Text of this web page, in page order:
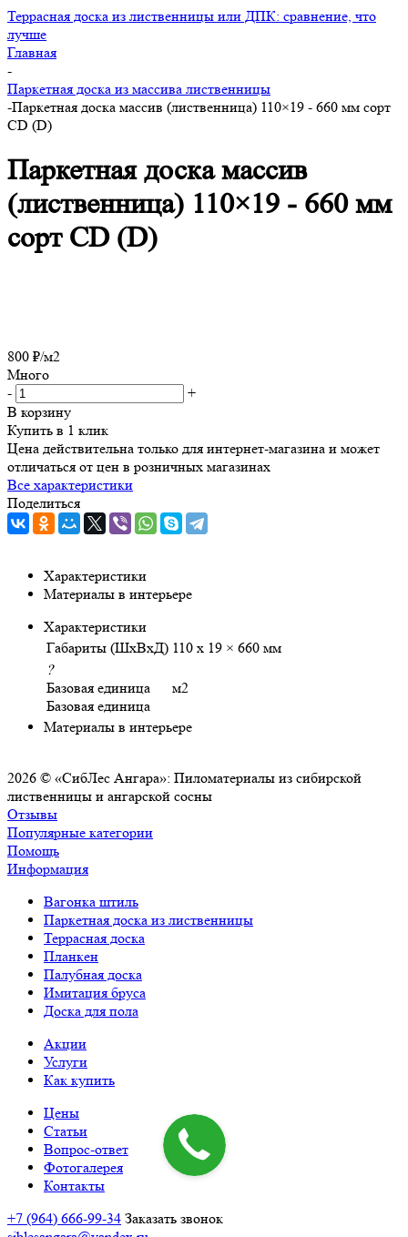
Террасная доска из лиственницы или ДПК: сравнение, что
лучше
Главная
-
Паркетная доска из массива лиственницы
-Паркетная доска массив (лиственница) 110×19 - 660 мм сорт
CD (D)
Паркетная доска массив
(лиственница) 110×19 - 660 мм
сорт CD (D)
800 ₽/м2
Много
-
+
В корзину
Купить в 1 клик
Цена действительна только для интернет-магазина и может
отличаться от цен в розничных магазинах
Все характеристики
Поделиться
Характеристики
Материалы в интерьере
Характеристики
Габариты (ШхВхД) 110 х 19 × 660 мм
?
Базовая единица
Базовая единица
м2
Материалы в интерьере
2026 © «СибЛес Ангара»: Пиломатериалы из сибирской
лиственницы и ангарской сосны
Отзывы
Популярные категории
Помощь
Информация
Вагонка штиль
Паркетная доска из лиственницы
Террасная доска
Планкен
Палубная доска
Имитация бруса
Доска для пола
Акции
Услуги
Как купить
Цены
Статьи
Вопрос-ответ
Фотогалерея
Контакты
+7 (964) 666-99-34 Заказать звонок